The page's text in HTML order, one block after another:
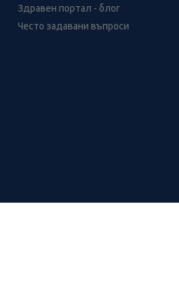
Здравен портал - блог
Често задавани въпроси